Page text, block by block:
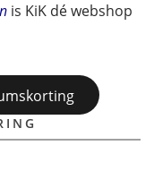
is KiK dé webshop